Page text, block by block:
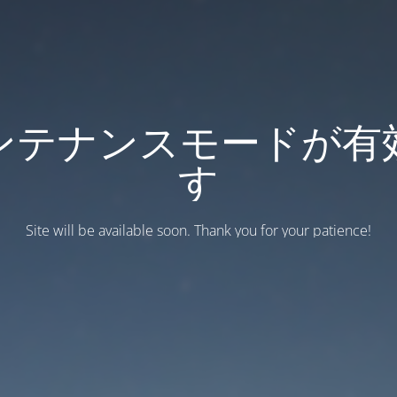
テナンスモードが有
す
Site will be available soon. Thank you for your patience!